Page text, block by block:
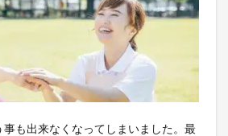
事も出来なくなってしまいました。最